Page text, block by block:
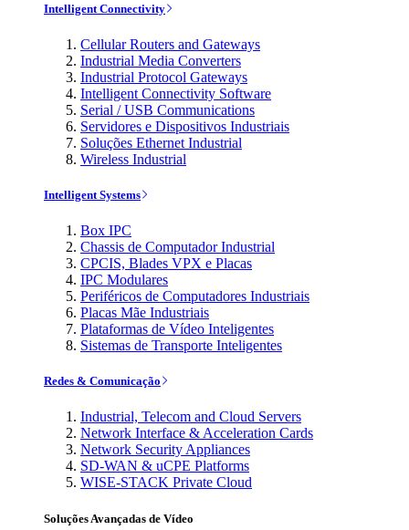
Intelligent Connectivity
Cellular Routers and Gateways
Industrial Media Converters
Industrial Protocol Gateways
Intelligent Connectivity Software
Serial / USB Communications
Servidores e Dispositivos Industriais
Soluções Ethernet Industrial
Wireless Industrial
Intelligent Systems
Box IPC
Chassis de Computador Industrial
CPCIS, Blades VPX e Placas
IPC Modulares
Periféricos de Computadores Industriais
Placas Mãe Industriais
Plataformas de Vídeo Inteligentes
Sistemas de Transporte Inteligentes
Redes & Comunicação
Industrial, Telecom and Cloud Servers
Network Interface & Acceleration Cards
Network Security Appliances
SD-WAN & uCPE Platforms
WISE-STACK Private Cloud
Soluções Avançadas de Vídeo